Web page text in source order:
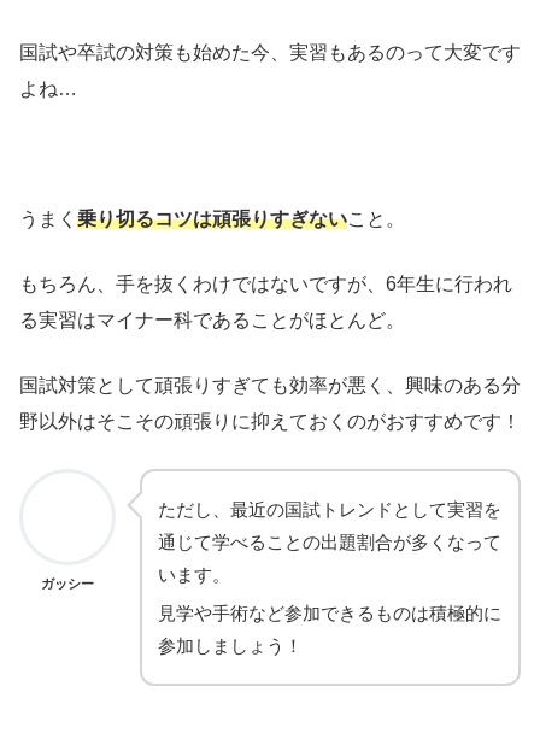
国試や卒試の対策も始めた今、実習もあるのって大変です
よね…
うまく 乗り切るコツは頑張りすぎないこと。
もちろん、手を抜くわけではないですが、6年生に行われ
る実習はマイナー科であることがほとんど。
国試対策として頑張りすぎても効率が悪く、興味のある分
野以外はそこその頑張りに抑えておくのがおすすめです！
ガッシー
ただし、最近の国試トレンドとして実習を
通じて学べることの出題割合が多くなって
います。
見学や手術など参加できるものは積極的に
参加しましょう！